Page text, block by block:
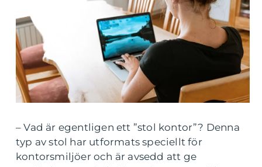
– Vad är egentligen ett ”stol kontor”? Denna
typ av stol har utformats speciellt för
kontorsmiljöer och är avsedd att ge